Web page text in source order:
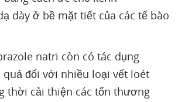
dày ở bề mặt tiết của các tế bào
natri còn có tác dụng
quả đối với nhiều loại vết loét
thời cải thiện các tổn thương